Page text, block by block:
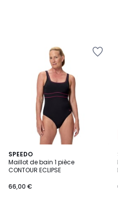
SPEEDO
Maillot de bain 1 pièce
CONTOUR ECLIPSE
66,00 €
2
Couleurs